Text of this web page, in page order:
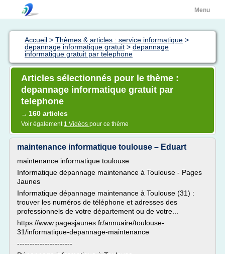
Menu
Accueil > Thèmes & articles : service informatique >
depannage informatique gratuit > depannage
informatique gratuit par telephone
Articles sélectionnés pour le thème :
depannage informatique gratuit par
telephone
→ 160 articles
Voir également 1 Vidéos pour ce thème
maintenance informatique toulouse – Eduart
maintenance informatique toulouse
Informatique dépannage maintenance à Toulouse - Pages
Jaunes
Informatique dépannage maintenance à Toulouse (31) :
trouver les numéros de téléphone et adresses des
professionnels de votre département ou de votre...
https://www.pagesjaunes.fr/annuaire/toulouse-
31/informatique-depannage-maintenance
----------------------